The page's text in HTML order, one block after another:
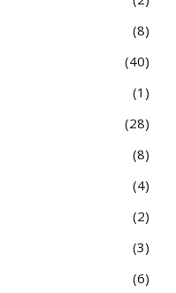
8
40
1
28
8
4
2
3
6